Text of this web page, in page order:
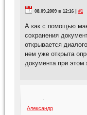
08.09.2009 в 12:16 | #1
А как с помощью
сохранения
открывается
нем уже открыта
документа при этом
Александр